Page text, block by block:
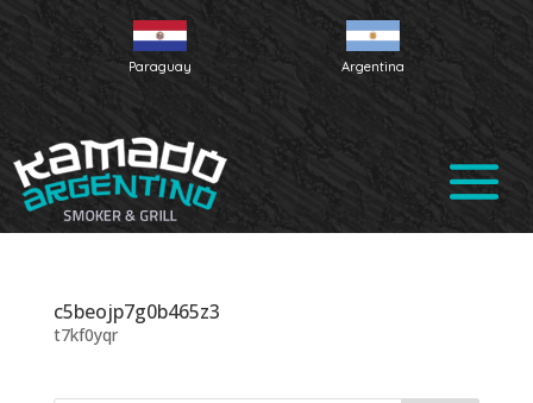
Paraguay Argentina
c5beojp7g0b465z3
t7kf0yqr